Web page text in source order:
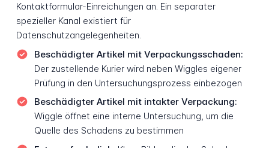
Kontaktformular-Einreichungen an. Ein separater
spezieller Kanal existiert für
Datenschutzangelegenheiten.
Beschädigter Artikel mit Verpackungsschaden:
Der zustellende Kurier wird neben Wiggles eigener
Prüfung in den Untersuchungsprozess einbezogen
Beschädigter Artikel mit intakter Verpackung:
Wiggle öffnet eine interne Untersuchung, um die
Quelle des Schadens zu bestimmen